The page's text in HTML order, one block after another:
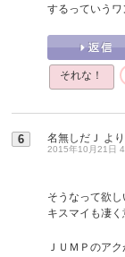
するっていうワ
それな！
6 名無しだＪ より
2015年10月21日
そうなって欲し
キスマイも凄く
ＪＵＭＰのア